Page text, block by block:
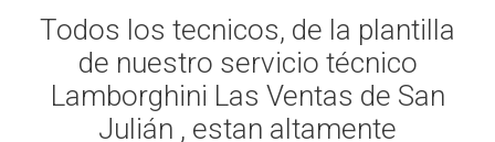
Todos los tecnicos, de la plantilla
de nuestro servicio técnico
Lamborghini Las Ventas de San
Julián , estan altamente